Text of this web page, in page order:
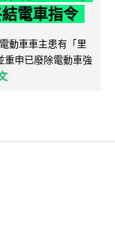
電車指令
動車車主患有「里
重申已廢除電動車強